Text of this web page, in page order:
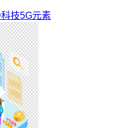
技5G元素